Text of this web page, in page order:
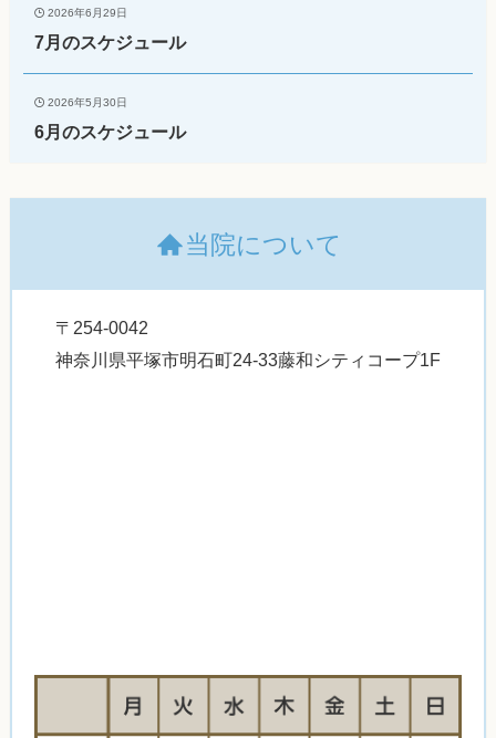
2026年6月29日
7月のスケジュール
2026年5月30日
6月のスケジュール
当院について
〒254-0042
神奈川県平塚市明石町24-33藤和シティコープ1F